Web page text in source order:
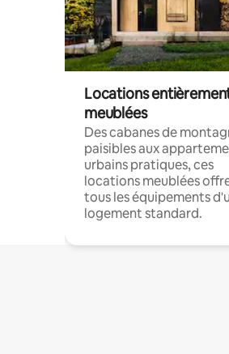
Locations
meublées
Des cabanes de
paisibles aux
urbains pratiques, ces
locations meublées
tous les équipements
logement standard.